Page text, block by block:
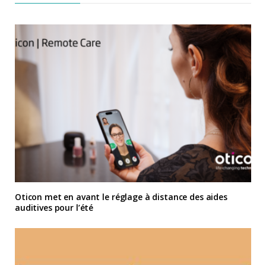
Oticon met en avant le réglage à distance des aides
auditives pour l’été